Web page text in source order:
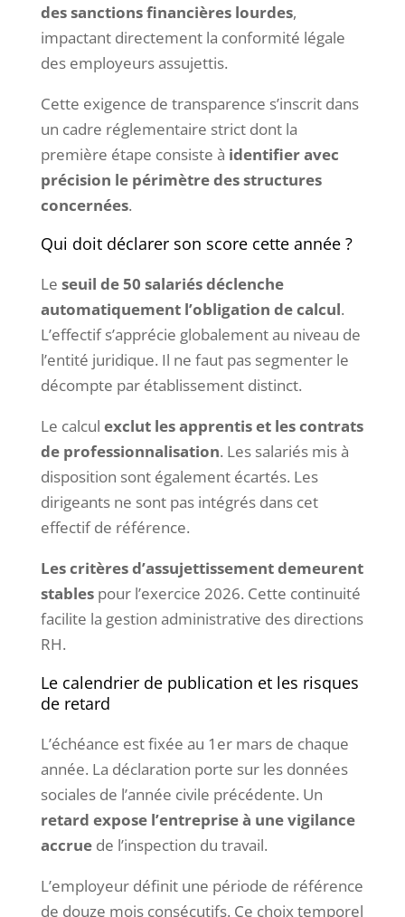
des sanctions financières lourdes,
impactant directement la conformité légale
des employeurs assujettis.
Cette exigence de transparence s’inscrit dans
un cadre réglementaire strict dont la
première étape consiste à identifier avec
précision le périmètre des structures
concernées.
Qui doit déclarer son score cette année ?
Le seuil de 50 salariés déclenche
automatiquement l’obligation de calcul.
L’effectif s’apprécie globalement au niveau de
l’entité juridique. Il ne faut pas segmenter le
décompte par établissement distinct.
Le calcul exclut les apprentis et les contrats
de professionnalisation. Les salariés mis à
disposition sont également écartés. Les
dirigeants ne sont pas intégrés dans cet
effectif de référence.
Les critères d’assujettissement demeurent
stablespour l’exercice 2026. Cette continuité
facilite la gestion administrative des directions
RH.
Le calendrier de publication et les risques
de retard
L’échéance est fixée au 1er mars de chaque
année. La déclaration porte sur les données
sociales de l’année civile précédente. Un
retard expose l’entreprise à une vigilance
accruede l’inspection du travail.
L’employeur définit une période de référence
de douze mois consécutifs. Ce choix temporel